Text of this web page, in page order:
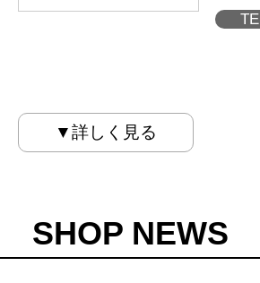
▼詳しく見る
SHOP NEWS